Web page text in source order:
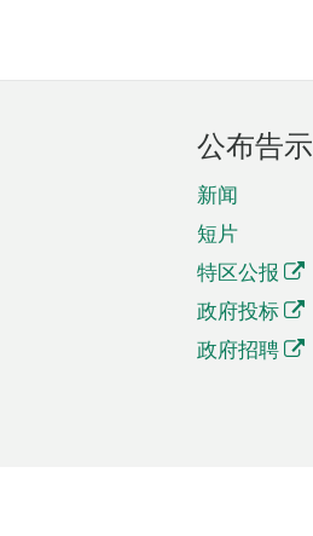
公布告示
新闻
短片
特区公报
政府投标
政府招聘